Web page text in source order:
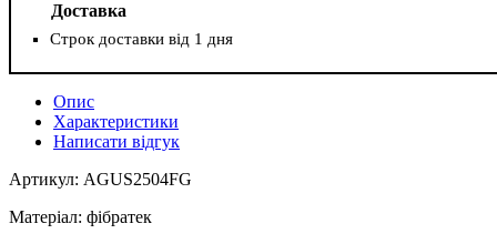
Доставка
Строк доставки від 1 дня
Опис
Характеристики
Написати відгук
Артикул: AGUS2504FG
Матеріал: фібратек